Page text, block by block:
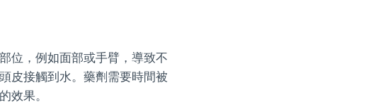
位，例如面部或手臂，導致不
皮接觸到水。藥劑需要時間被
效果。